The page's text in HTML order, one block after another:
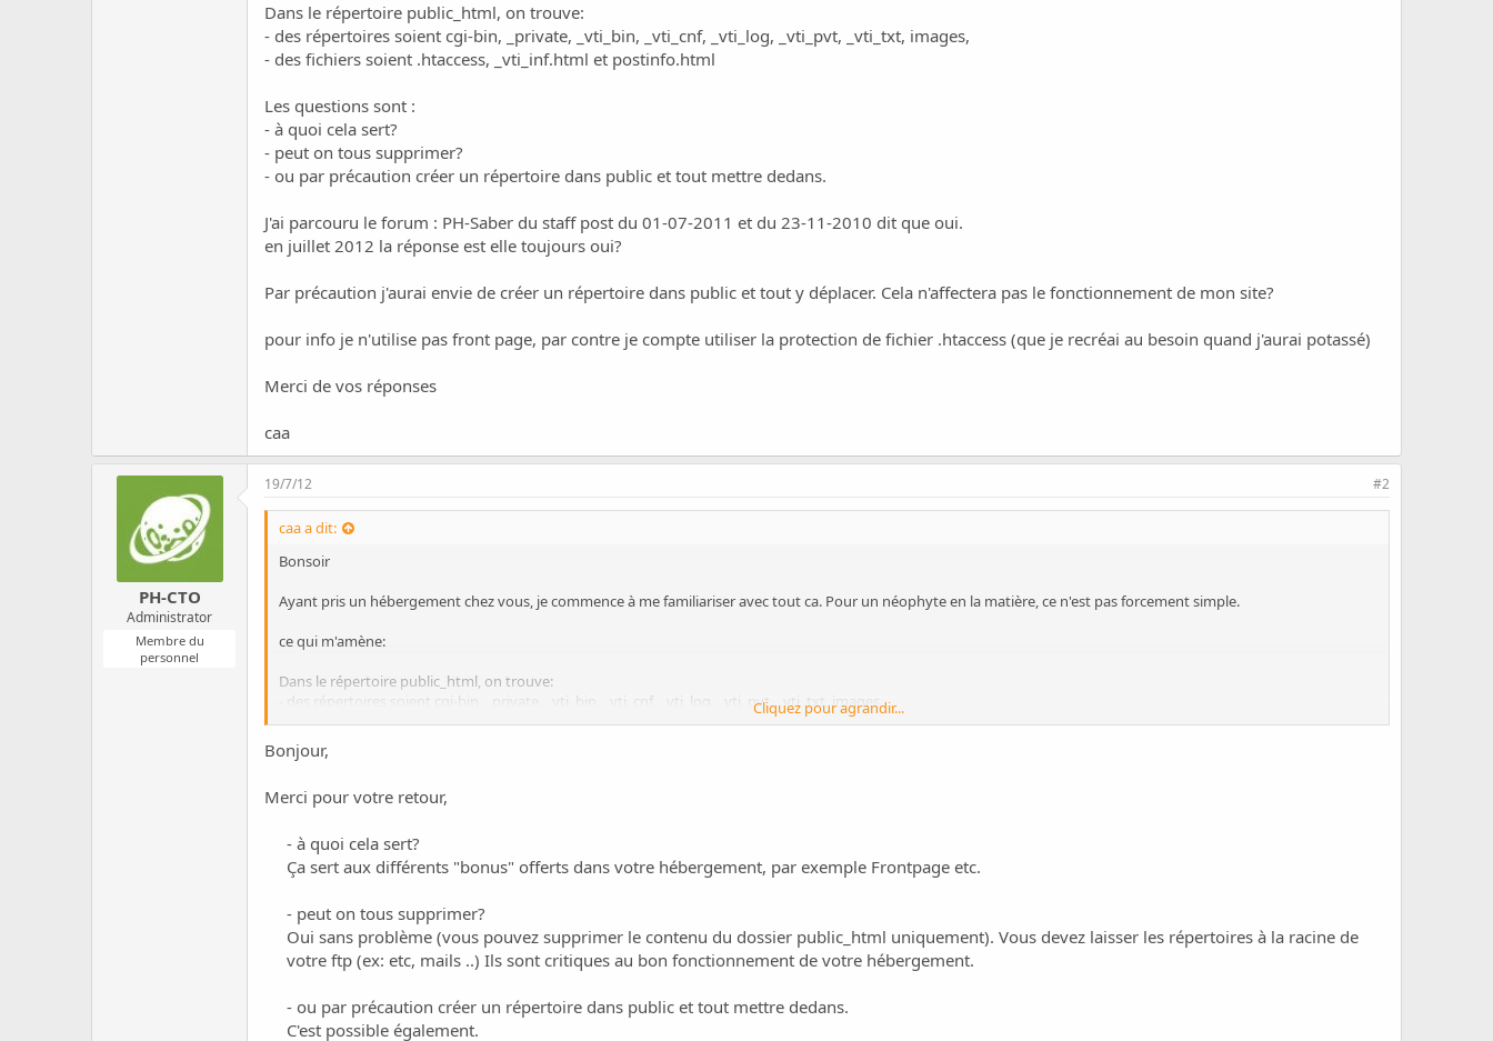
Dans le répertoire public_html, on trouve:
- des répertoires soient cgi-bin, _private, _vti_bin, _vti_cnf, _vti_log, _vti_pvt, _vti_txt, images,
- des fichiers soient .htaccess, _vti_inf.html et postinfo.html
Les questions sont :
- à quoi cela sert?
- peut on tous supprimer?
- ou par précaution créer un répertoire dans public et tout mettre dedans.
J'ai parcouru le forum : PH-Saber du staff post du 01-07-2011 et du 23-11-2010 dit que oui.
en juillet 2012 la réponse est elle toujours oui?
Par précaution j'aurai envie de créer un répertoire dans public et tout y déplacer. Cela n'affectera pas le fonctionnement de mon site?
pour info je n'utilise pas front page, par contre je compte utiliser la protection de fichier .htaccess (que je recréai au besoin quand j'aurai potassé)
Merci de vos réponses
caa
PH-CTO
Administrator
Membre du
personnel
19/7/12 #2
caa a dit:
Bonsoir
Ayant pris un hébergement chez vous, je commence à me familiariser avec tout ca. Pour un néophyte en la matière, ce n'est pas forcement simple.
ce qui m'amène:
Dans le répertoire public_html, on trouve:
- des répertoires soient cgi-bin, _private, _vti_bin, _vti_cnf, _vti_log, _vti_pvt, _vti_txt, images,
- des fichiers soient .htaccess, _vti_inf.html et postinfo.html
Les questions sont :
- peut on tous supprimer?
J'ai parcouru le forum : PH-Saber du staff post du 01-07-2011 et du 23-11-2010 dit que oui.
en juillet 2012 la réponse est elle toujours oui?
Par précaution j'aurai envie de créer un répertoire dans public et tout y déplacer. Cela n'affectera pas le fonctionnement de mon site?
pour info je n'utilise pas front page, par contre je compte utiliser la protection de fichier .htaccess (que je recréai au besoin quand j'aurai potassé)
Merci de vos réponses
Cliquez pour agrandir...
Bonjour,
Merci pour votre retour,
- à quoi cela sert?
Ça sert aux différents "bonus" offerts dans votre hébergement, par exemple Frontpage etc.
- peut on tous supprimer?
Oui sans problème (vous pouvez supprimer le contenu du dossier public_html uniquement). Vous devez laisser les répertoires à la racine de
votre ftp (ex: etc, mails ..) Ils sont critiques au bon fonctionnement de votre hébergement.
- ou par précaution créer un répertoire dans public et tout mettre dedans.
C'est possible également.